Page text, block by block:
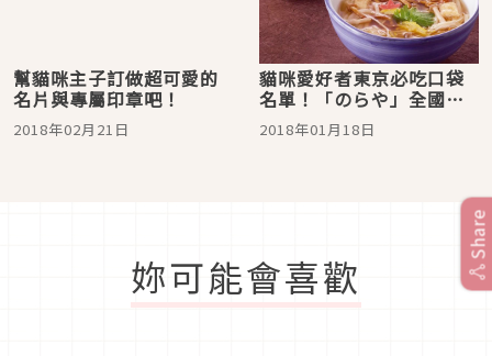
幫貓咪主子訂做超可愛的
名片與專屬印章吧！
2018年02月21日
貓咪愛好者東京必吃口袋
名單！「のらや」全國連
鎖烏龍麵店
2018年01月18日
妳可能會喜歡
Share